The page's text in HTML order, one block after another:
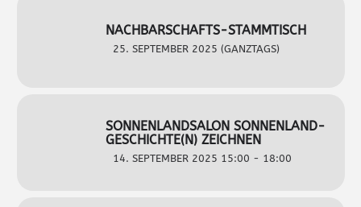
NACHBARSCHAFTS-STAMMTISCH
25. SEPTEMBER 2025 (GANZTAGS)
SONNENLANDSALON SONNENLAND-
GESCHICHTE(N) ZEICHNEN
14. SEPTEMBER 2025 15:00 - 18:00